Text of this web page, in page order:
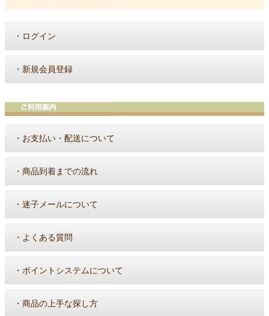
・ ログイン
・ 新規会員登録
・ お支払い・配送について
・ 商品到着までの流れ
・ 迷子メールについて
・ よくある質問
・ ポイントシステムについて
・ 商品の上手な探し方